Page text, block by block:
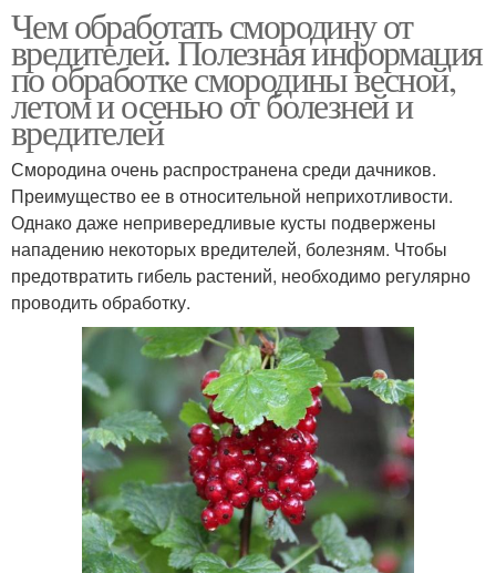
Чем обработать смородину от
вредителей. Полезная информация
по обработке смородины весной,
летом и осенью от болезней и
вредителей
Смородина очень распространена среди дачников.
Преимущество ее в относительной неприхотливости.
Однако даже непривередливые кусты подвержены
нападению некоторых вредителей, болезням. Чтобы
предотвратить гибель растений, необходимо регулярно
проводить обработку.